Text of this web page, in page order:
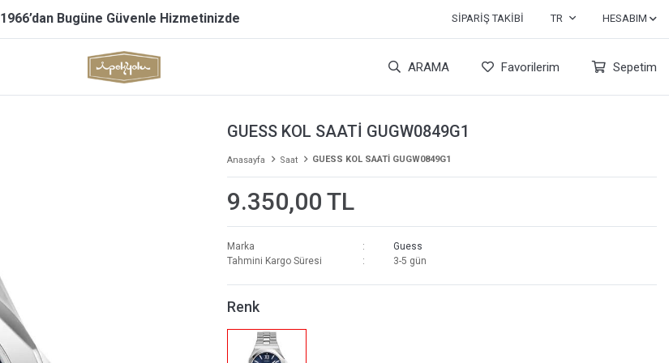
1966’dan Bugüne Güvenle Hizmetinizde SIPARIŞ TAKIBI TR HESABIM
ARAMA Favorilerim Sepetim
GUESS KOL SAATİ GUGW0849G1
Anasayfa Saat GUESS KOL SAATİ GUGW0849G1
9.350,00 TL
Marka
Guess
Tahmini Kargo Süresi
3-5 gün
Renk